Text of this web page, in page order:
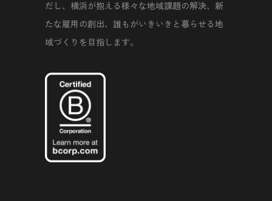
だし、横浜が抱える様々な地域課題の解決、新
たな雇用の創出、誰もがいきいきと暮らせる地
域づくりを目指します。